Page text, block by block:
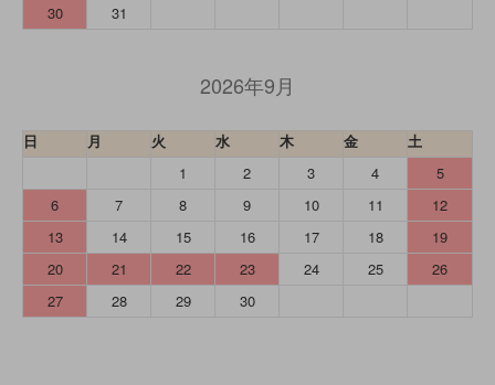
30
31
2026年9月
日 月 火 水 木 金
土
1
2 3 4
5
6
7 8 9 10 11
12
13
14 15 16 17 18
19
20
21 22 23 24 25
26
27
28 29 30